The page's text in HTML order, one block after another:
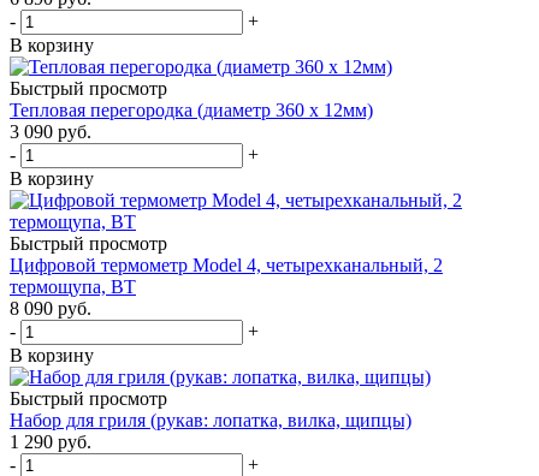
-
+
В корзину
Быстрый просмотр
Тепловая перегородка (диаметр 360 х 12мм)
3 090 руб.
-
+
В корзину
Быстрый просмотр
Цифровой термометр Model 4, четырехканальный, 2
термощупа, BT
8 090 руб.
-
+
В корзину
Быстрый просмотр
Набор для гриля (рукав: лопатка, вилка, щипцы)
1 290 руб.
-
+